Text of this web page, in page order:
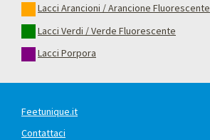
Lacci Arancioni / Arancione Fluorescente
Lacci Verdi / Verde Fluorescente
Lacci Porpora
Feetunique.it
Contattaci